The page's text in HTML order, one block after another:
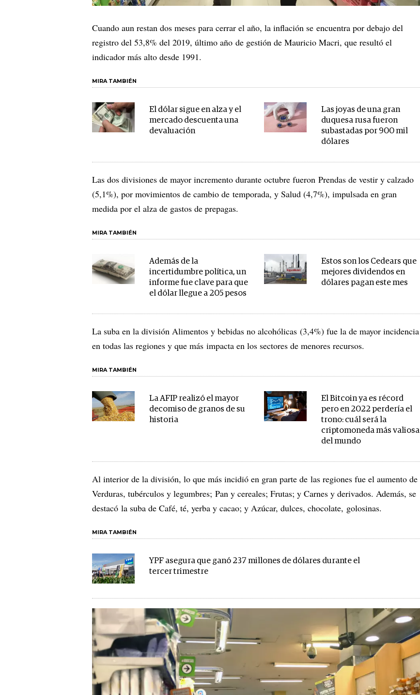
Cuando aun restan dos meses para cerrar el año, la inflación se encuentra por debajo del
registro del 53,8% del 2019, último año de gestión de Mauricio Macri, que resultó el
indicador más alto desde 1991.
MIRA TAMBIÉN
El dólar sigue en alza y el
mercado descuenta una
devaluación
Las joyas de una gran
duquesa rusa fueron
subastadas por 900 mil
dólares
Las dos divisiones de mayor incremento durante octubre fueron Prendas de vestir y calzado
(5,1%), por movimientos de cambio de temporada, y Salud (4,7%), impulsada en gran
medida por el alza de gastos de prepagas.
MIRA TAMBIÉN
Además de la
incertidumbre política, un
informe fue clave para que
el dólar llegue a 205 pesos
Estos son los Cedears que
mejores dividendos en
dólares pagan este mes
La suba en la división Alimentos y bebidas no alcohólicas (3,4%) fue la de mayor incidencia
en todas las regiones y que más impacta en los sectores de menores recursos.
MIRA TAMBIÉN
La AFIP realizó el mayor
decomiso de granos de su
historia
El Bitcoin ya es récord
pero en 2022 perdería el
trono: cuál será la
criptomoneda más valiosa
del mundo
Al interior de la división, lo que más incidió en gran parte de las regiones fue el aumento de
Verduras, tubérculos y legumbres; Pan y cereales; Frutas; y Carnes y derivados. Además, se
destacó la suba de Café, té, yerba y cacao; y Azúcar, dulces, chocolate, golosinas.
MIRA TAMBIÉN
YPF asegura que ganó 237 millones de dólares durante el
tercer trimestre